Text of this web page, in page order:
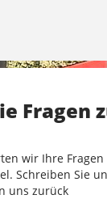
Fragen
wir Ihre Fragen
Schreiben Sie
uns zurück